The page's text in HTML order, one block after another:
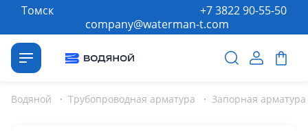
Томск
company@waterman-t.com
+7 3822 90-55-50
Водяной · Трубопроводная арматура · Запорная арматура